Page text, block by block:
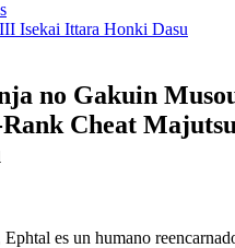
no Gakuin
Rank Cheat
es un humano